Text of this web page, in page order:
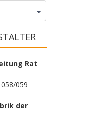
Rat
059
der